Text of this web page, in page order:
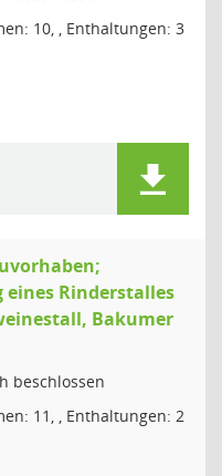
10, , Enthaltungen: 3
Rinderstalles
Bakumer
beschlossen
11, , Enthaltungen: 2